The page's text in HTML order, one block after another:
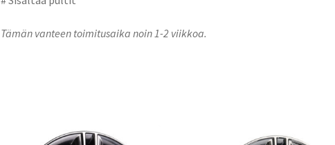
Tämän vanteen toimitusaika noin 1-2 viikkoa.